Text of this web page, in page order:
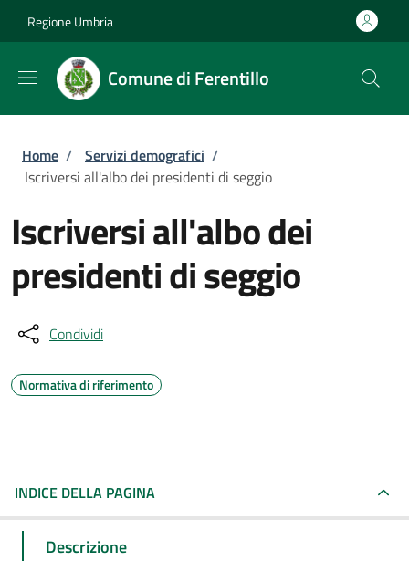
Regione Umbria
Comune di Ferentillo
Briciole di pane
Home / Servizi demografici /
Iscriversi all'albo dei presidenti di seggio
Iscriversi all'albo dei
presidenti di seggio
Condividi
Normativa di riferimento
INDICE DELLA PAGINA
Descrizione